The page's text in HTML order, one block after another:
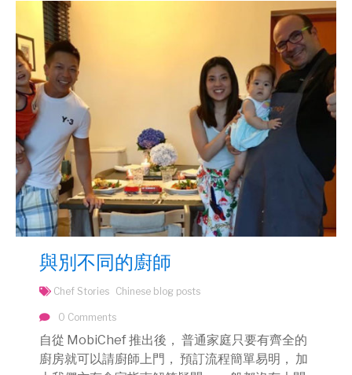
與別不同的廚師
Chef Stories Chinese blog posts
0 Comments
自從 MobiChef 推出後， 普通家庭只要有齊全的
廚房就可以請廚師上門， 預訂流程簡單易明， 加